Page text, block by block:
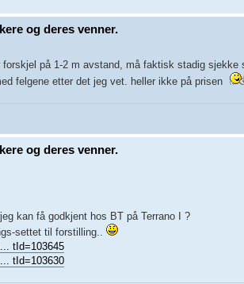
og deres venner.
på 1-2 m avstand, må faktisk stadig
felgene etter det jeg vet. heller ikke på prisen
og deres venner.
kan få godkjent hos BT på Terrano I ?
settet til forstilling..
tId=103645
tId=103630